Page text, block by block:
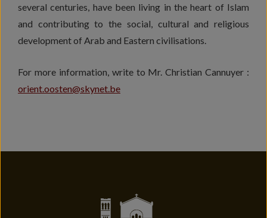
several centuries, have been living in the heart of Islam
and contributing to the social, cultural and religious
development of Arab and Eastern civilisations.
For more information, write to Mr. Christian Cannuyer :
orient.oosten@skynet.be